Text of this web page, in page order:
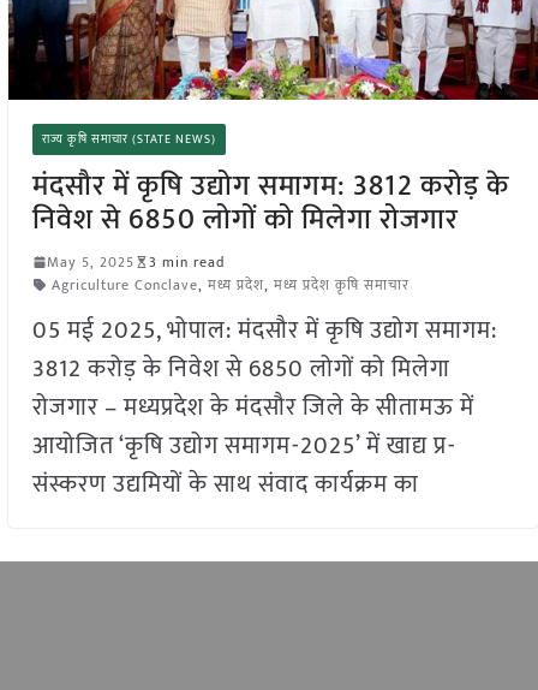
राज्य कृषि समाचार (STATE NEWS)
मंदसौर में कृषि उद्योग समागम: 3812 करोड़ के
निवेश से 6850 लोगों को मिलेगा रोजगार
May 5, 2025
3 min read
Agriculture Conclave, मध्य प्रदेश, मध्य प्रदेश कृषि समाचार
05 मई 2025, भोपाल: मंदसौर में कृषि उद्योग समागम:
3812 करोड़ के निवेश से 6850 लोगों को मिलेगा
रोजगार – मध्यप्रदेश के मंदसौर जिले के सीतामऊ में
आयोजित ‘कृषि उद्योग समागम-2025’ में खाद्य प्र-
संस्करण उद्यमियों के साथ संवाद कार्यक्रम का